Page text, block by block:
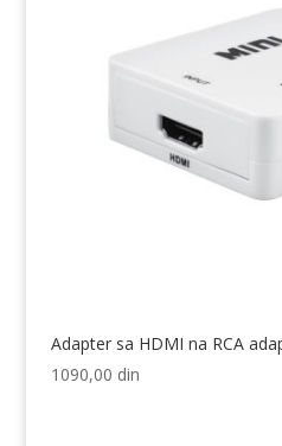
Adapter sa HDMI na RCA
1090,00 din